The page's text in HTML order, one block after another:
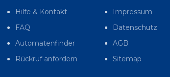
Hilfe & Kontakt
FAQ
Automatenfinder
Rückruf anfordern
Impressum
Datenschutz
AGB
Sitemap